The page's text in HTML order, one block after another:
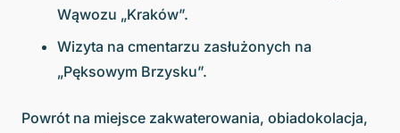
Wąwozu „Kraków”.
Wizyta na cmentarzu zasłużonych na
„Pęksowym Brzysku”.
Powrót na miejsce zakwaterowania, obiadokolacja,